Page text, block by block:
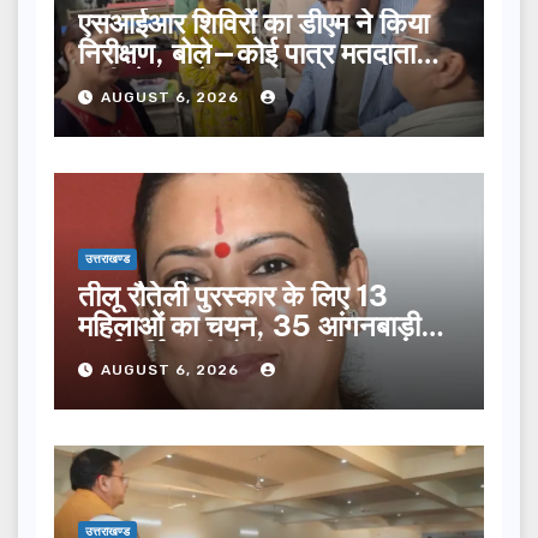
एसआईआर शिविरों का डीएम ने किया
निरीक्षण, बोले—कोई पात्र मतदाता
सूची से न छूटे…
AUGUST 6, 2026
उत्तराखण्ड
तीलू रौतेली पुरस्कार के लिए 13
महिलाओं का चयन, 35 आंगनबाड़ी
कार्यकर्तियां भी होंगी सम्मानित…
AUGUST 6, 2026
उत्तराखण्ड